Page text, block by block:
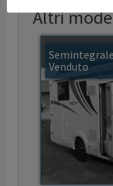
Altri
Venduto